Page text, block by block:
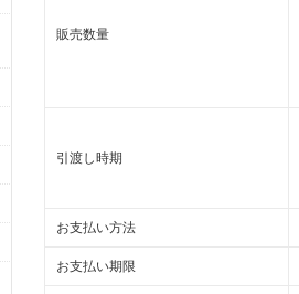
販売数量
引渡し時期
お支払い方法
お支払い期限